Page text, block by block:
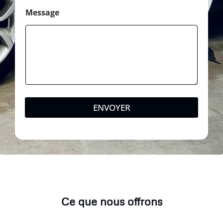
Message
ENVOYER
Ce que nous offrons